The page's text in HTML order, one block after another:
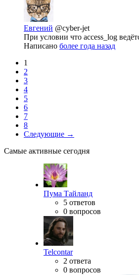
Евгений @cyber-jet
При условии что access_log
Написано более года назад
1
2
3
4
5
6
7
8
Следующие →
Самые активные сегодня
Пума Тайланд
5 ответов
0 вопросов
Telcontar
2 ответа
0 вопросов